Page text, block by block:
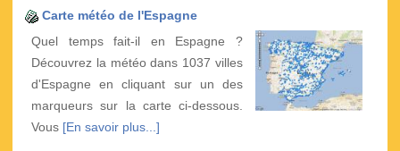
Carte météo de l'Espagne
Quel temps fait-il en Espagne ?
Découvrez la météo dans 1037 villes
d'Espagne en cliquant sur un des
marqueurs sur la carte ci-dessous.
Vous [En savoir plus...]